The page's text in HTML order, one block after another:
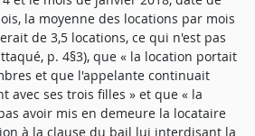
la moyenne des locations par mois
de 3,5 locations, ce qui n'est pas
p. 4§3), que « la location portait
et que l'appelante continuait
avec ses trois filles » et que « la
avoir mis en demeure la locataire
à la clause du bail lui interdisant la